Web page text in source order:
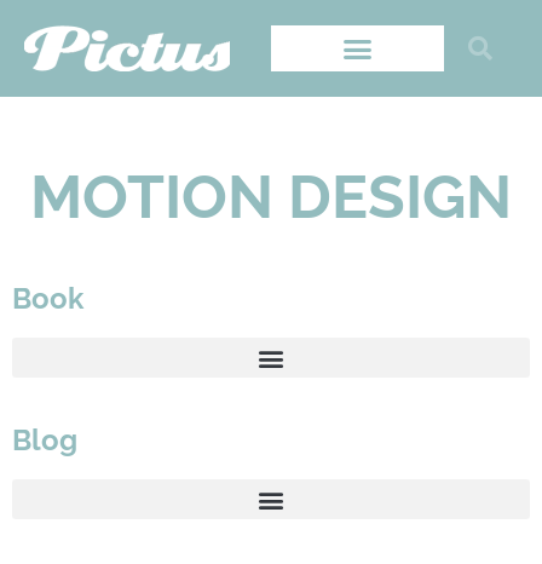
MOTION DESIGN
Book
Blog